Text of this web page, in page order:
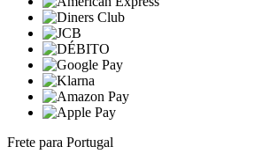
Frete para Portugal